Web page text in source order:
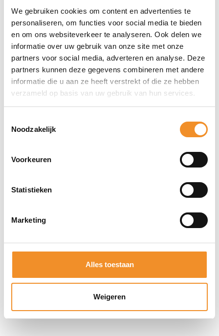
We gebruiken cookies om content en advertenties te
personaliseren, om functies voor social media te bieden
en om ons websiteverkeer te analyseren. Ook delen we
informatie over uw gebruik van onze site met onze
partners voor social media, adverteren en analyse. Deze
partners kunnen deze gegevens combineren met andere
informatie die u aan ze heeft verstrekt of die ze hebben
verzameld op basis van uw gebruik van hun services.
Noodzakelijk
Voorkeuren
Statistieken
Marketing
Alles toestaan
Weigeren
Samsung Tab S9 FE – 128GB – Wifi – Groen |
Op werkdagen vóór 15u besteld, vandaag verzonden!
Tweedehands